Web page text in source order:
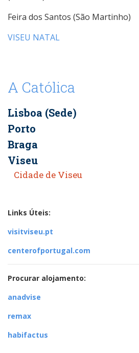
Feira dos Santos (São Martinho)
VISEU NATAL
A Católica
Lisboa (Sede)
Porto
Braga
Viseu
Cidade de Viseu
Links Úteis:
visitviseu.pt
centerofportugal.com
Procurar alojamento:
anadvise
remax
habifactus